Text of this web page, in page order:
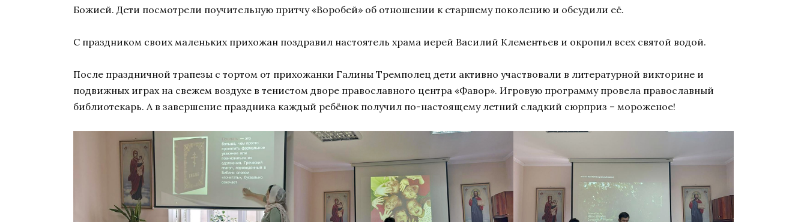
Божией. Дети посмотрели поучительную притчу «Воробей» об отношении к старшему поколению и обсудили её.
С праздником своих маленьких прихожан поздравил настоятель храма иерей Василий Клементьев и окропил всех святой водой.
После праздничной трапезы с тортом от прихожанки Галины Тремполец дети активно участвовали в литературной викторине и
подвижных играх на свежем воздухе в тенистом дворе православного центра «Фавор». Игровую программу провела православный
библиотекарь. А в завершение праздника каждый ребёнок получил по-настоящему летний сладкий сюрприз – мороженое!